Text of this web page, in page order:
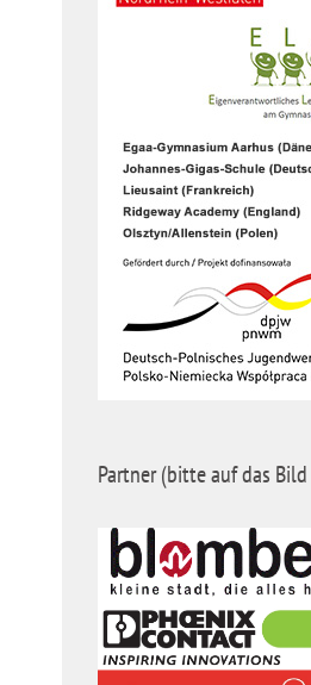
Partner (bitte auf das